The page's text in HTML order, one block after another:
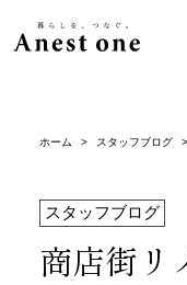
ホーム > スタッフブログ >
スタッフブログ
商店街リ